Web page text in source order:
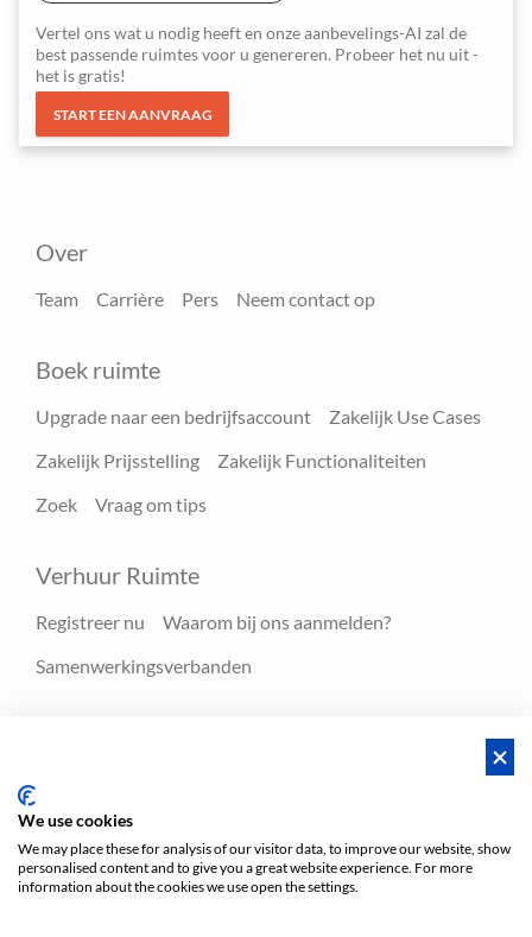
Vertel ons wat u nodig heeft en onze aanbevelings-AI zal de
best passende ruimtes voor u genereren. Probeer het nu uit -
het is gratis!
START EEN AANVRAAG
Over
Team Carrière Pers Neem contact op
Boek ruimte
Upgrade naar een bedrijfsaccount
Zakelijk Use Cases
Zakelijk Prijsstelling
Zakelijk Functionaliteiten
Zoek
Vraag om tips
Verhuur Ruimte
Registreer nu
Waarom bij ons aanmelden?
Samenwerkingsverbanden
Voorwaarden Privacy
Voorwaarden/Impressum
We use cookies
We may place these for analysis of our visitor data, to improve our website, show
personalised content and to give you a great website experience. For more
information about the cookies we use open the settings.